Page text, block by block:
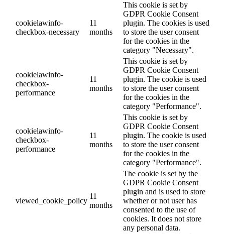
cookielawinfo-
checkbox-necessary
11
months
This cookie is set by
GDPR Cookie Consent
plugin. The cookies is used
to store the user consent
for the cookies in the
category "Necessary".
cookielawinfo-
checkbox-
performance
11
months
This cookie is set by
GDPR Cookie Consent
plugin. The cookie is used
to store the user consent
for the cookies in the
category "Performance".
cookielawinfo-
checkbox-
performance
11
months
This cookie is set by
GDPR Cookie Consent
plugin. The cookie is used
to store the user consent
for the cookies in the
category "Performance".
viewed_cookie_policy
11
months
The cookie is set by the
GDPR Cookie Consent
plugin and is used to store
whether or not user has
consented to the use of
cookies. It does not store
any personal data.